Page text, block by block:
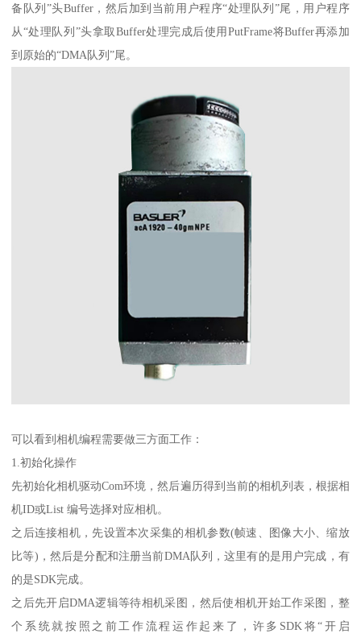
备队列”头Buffer，然后加到当前用户程序“处理队列”尾，用户程序
从“处理队列”头拿取Buffer处理完成后使用PutFrame将Buffer再添加
到原始的“DMA队列”尾。
可以看到相机编程需要做三方面工作：
1.初始化操作
先初始化相机驱动Com环境，然后遍历得到当前的相机列表，根据相
机ID或List 编号选择对应相机。
之后连接相机，先设置本次采集的相机参数(帧速、图像大小、缩放
比等)，然后是分配和注册当前DMA队列，这里有的是用户完成，有
的是SDK完成。
之后先开启DMA逻辑等待相机采图，然后使相机开始工作采图，整
个系统就按照之前工作流程运作起来了，许多SDK将“开启